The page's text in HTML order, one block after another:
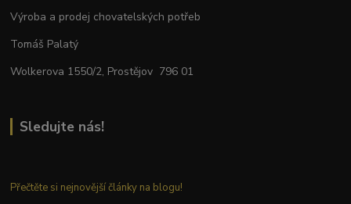
Výroba a prodej chovatelských potřeb
Tomáš Palatý
Wolkerova 1550/2, Prostějov 796 01
Sledujte nás!
Přečtěte si nejnovější články na blogu!